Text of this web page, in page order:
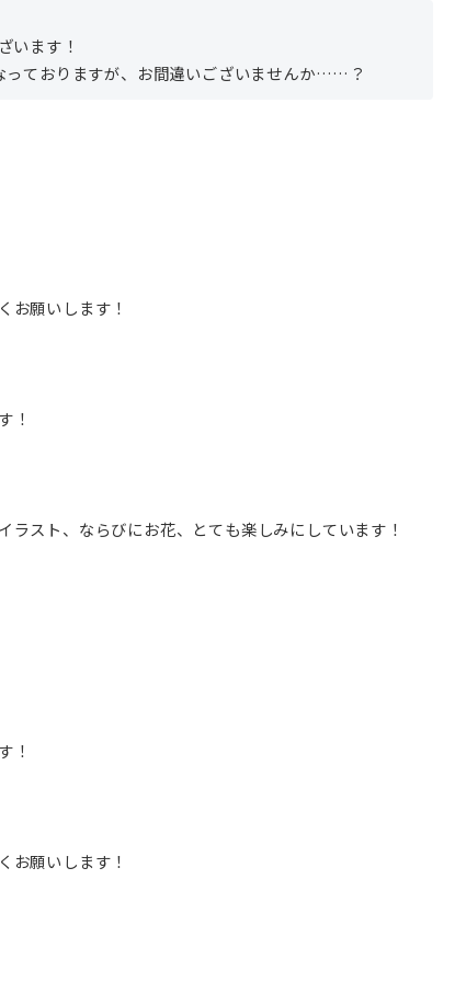
います！
っておりますが、お間違いございませんか……？
お願いします！
！
ラスト、ならびにお花、とても楽しみにしています！
！
お願いします！